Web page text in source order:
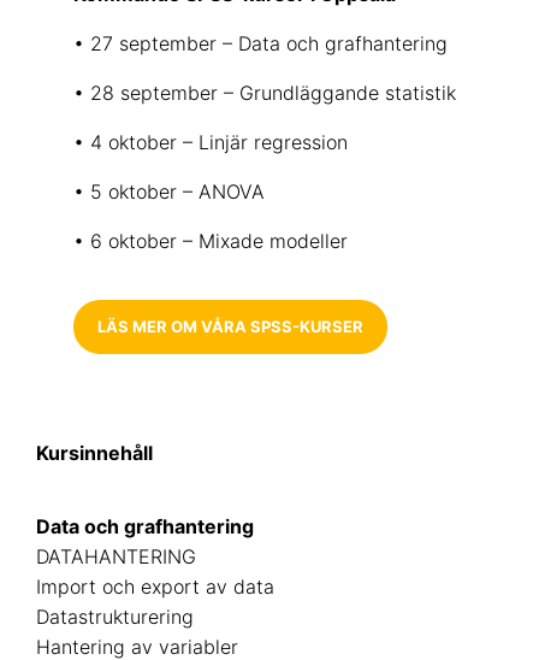
• 27 september – Data och grafhantering
• 28 september – Grundläggande statistik
• 4 oktober – Linjär regression
• 5 oktober – ANOVA
• 6 oktober – Mixade modeller
LÄS MER OM VÅRA SPSS-KURSER
Kursinnehåll
Data och grafhantering
DATAHANTERING
Import och export av data
Datastrukturering
Hantering av variabler